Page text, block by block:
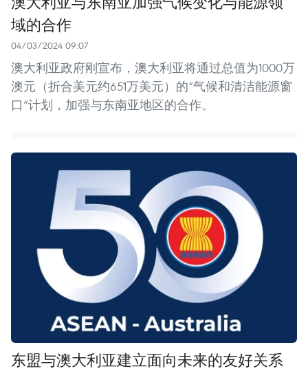
域的合作
04/03/2024 09:07
澳大利亚政府刚宣布，澳大利亚将通过总值为1000万
澳元（折合美元约651万美元）的“气候和清洁能源窗
口”计划，加强与东南亚地区的合作。
东盟与澳大利亚建立面向未来的友好关系